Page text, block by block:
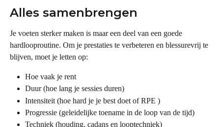
Alles samenbrengen
Je voeten sterker maken is maar een deel van een goede
hardlooproutine. Om je prestaties te verbeteren en blessurevrij te
blijven, moet je letten op:
Hoe vaak je rent
Duur (hoe lang je sessies duren)
Intensiteit (hoe hard je je best doet of RPE )
Progressie (geleidelijke toename in de loop van de tijd)
Techniek (houding, cadans en looptechniek)